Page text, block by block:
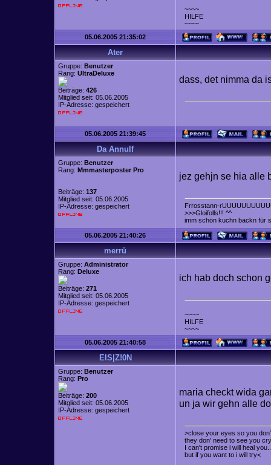
~~~~
HILFE
~~~~
05.06.2005 21:35:02
Ater
Gruppe: Benutzer
Rang: UltraDeluxe
Beiträge: 426
Mitglied seit: 05.06.2005
IP-Adresse: gespeichert
dass, det nimma da
05.06.2005 21:39:45
Da Annulf
Gruppe: Benutzer
Rang: Mmmasterposter Pro
Beiträge: 137
Mitglied seit: 05.06.2005
IP-Adresse: gespeichert
jez gehjn se hia alle
Frrosstann-
>>>Gloifolls!!! ^^
imm schön kuchn backn für
05.06.2005 21:40:26
merrü
Gruppe: Administrator
Rang: Deluxe
Beiträge: 271
Mitglied seit: 05.06.2005
IP-Adresse: gespeichert
ich hab doch schon
~~~~
HILFE
~~~~
05.06.2005 21:40:58
EIS|Z!0N
Gruppe: Benutzer
Rang: Pro
Beiträge: 200
Mitglied seit: 05.06.2005
IP-Adresse: gespeichert
maria checkt wida
un ja wir gehn alle
>close your eyes so you
they don' need to see you
I can't promise i will heal you..
but if you want to i will try<